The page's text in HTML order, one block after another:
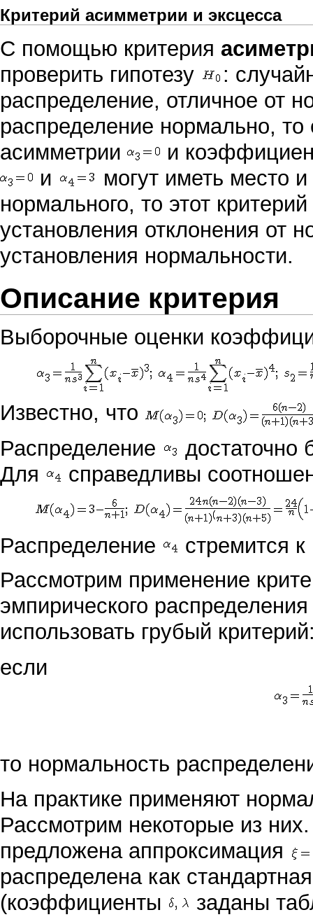
Критерий асимметрии и эксцесса
С помощью критерия
проверить гипотезу
:
распределение, отличное от
распределение нормально, то
асимметрии
и
и
могут иметь место
нормального, то этот
установления отклонения от
установления нормальности.
Описание критерия
Выборочные оценки
Известно, что
Распределение
достаточно
Для
справедливы
Распределение
стремится
Рассмотрим применение
эмпирического
использовать грубый
если
то нормальность
На практике применяют
Рассмотрим некоторые из
предложена аппроксимация
распределена как
(коэффициенты
заданы